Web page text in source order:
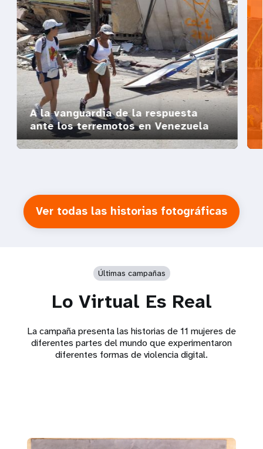
A la vanguardia de la respuesta
ante los terremotos en Venezuela
Ver todas las historias fotográficas
Últimas campañas
Lo Virtual Es Real
La campaña presenta las historias de 11 mujeres de
diferentes partes del mundo que experimentaron
diferentes formas de violencia digital.